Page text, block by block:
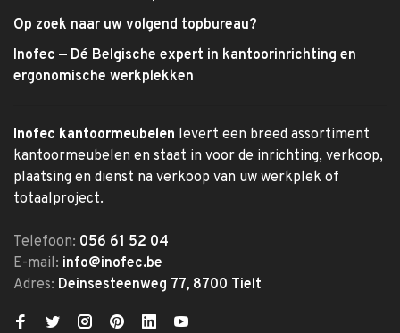
Op zoek naar uw volgend topbureau?
Inofec — Dé Belgische expert in kantoorinrichting en
ergonomische werkplekken
Inofec kantoormeubelen levert een breed assortiment
kantoormeubelen en staat in voor de inrichting, verkoop,
plaatsing en dienst na verkoop van uw werkplek of
totaalproject.
Telefoon: 056 61 52 04
E-mail: info@inofec.be
Adres: Deinsesteenweg 77, 8700 Tielt